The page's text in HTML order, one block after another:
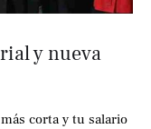
y nueva
corta y tu salario